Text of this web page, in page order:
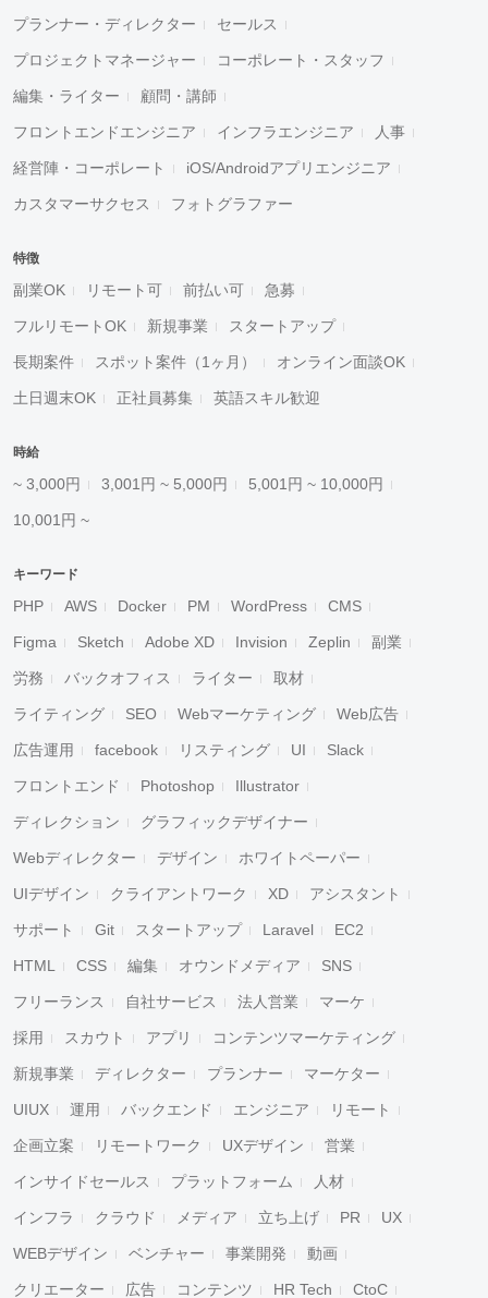
プランナー・ディレクター セールス
プロジェクトマネージャー コーポレート・スタッフ
編集・ライター 顧問・講師
フロントエンドエンジニア インフラエンジニア 人事
経営陣・コーポレート iOS/Androidアプリエンジニア
カスタマーサクセス フォトグラファー
特徴
副業OK リモート可 前払い可 急募
フルリモートOK 新規事業 スタートアップ
長期案件 スポット案件（1ヶ月） オンライン面談OK
土日週末OK 正社員募集 英語スキル歓迎
時給
~ 3,000円 3,001円 ~ 5,000円 5,001円 ~ 10,000円
10,001円 ~
キーワード
PHP AWS Docker PM WordPress CMS
Figma Sketch Adobe XD Invision Zeplin 副業
労務 バックオフィス ライター 取材
ライティング SEO Webマーケティング Web広告
広告運用 facebook リスティング UI Slack
フロントエンド Photoshop Illustrator
ディレクション グラフィックデザイナー
Webディレクター デザイン ホワイトペーパー
UIデザイン クライアントワーク XD アシスタント
サポート Git スタートアップ Laravel EC2
HTML CSS 編集 オウンドメディア SNS
フリーランス 自社サービス 法人営業 マーケ
採用 スカウト アプリ コンテンツマーケティング
新規事業 ディレクター プランナー マーケター
UIUX 運用 バックエンド エンジニア リモート
企画立案 リモートワーク UXデザイン 営業
インサイドセールス プラットフォーム 人材
インフラ クラウド メディア 立ち上げ PR UX
WEBデザイン ベンチャー 事業開発 動画
クリエーター 広告 コンテンツ HR Tech CtoC